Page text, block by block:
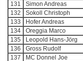
131
Simon Andreas
132
Sokoll Christoph
133
Hofer Andreas
134
Oreggia Marco
135
Leopold Hans-Jörg
136
Gross Rudolf
137
MC Donnel Joe